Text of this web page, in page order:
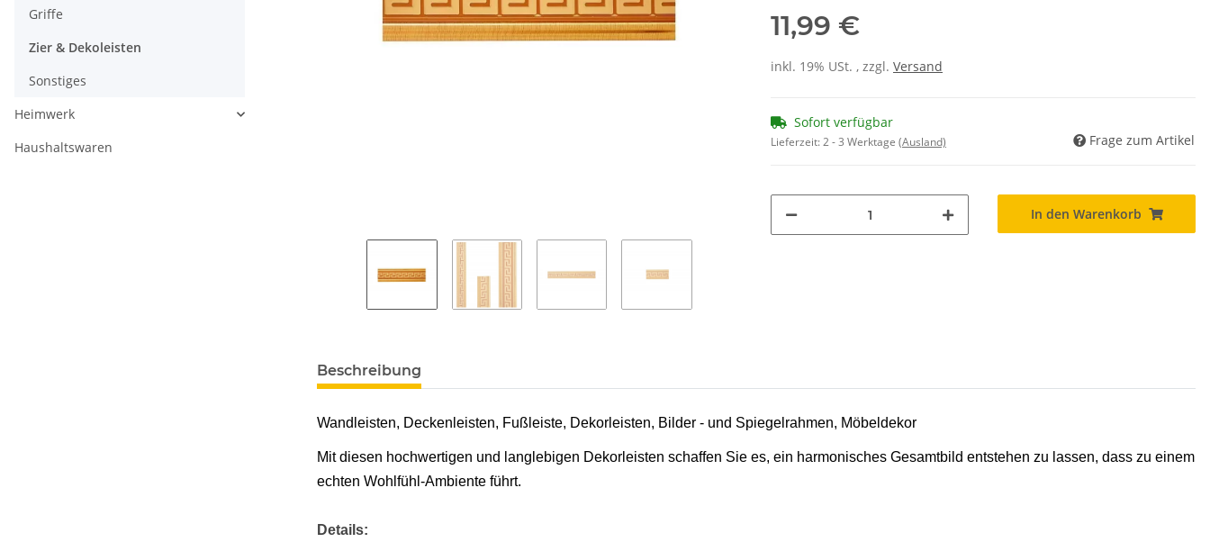
11,99 €
inkl. 19% USt. , zzgl. Versand
Sofort verfügbar
Lieferzeit:2 - 3 Werktage (Ausland) Frage zum Artikel
In den Warenkorb
Beschreibung
Wandleisten, Deckenleisten, Fußleiste, Dekorleisten, Bilder - und Spiegelrahmen, Möbeldekor
Mit diesen hochwertigen und langlebigen Dekorleisten schaffen Sie es, ein harmonisches Gesamtbild entstehen zu lassen, dass zu einem
echten Wohlfühl-Ambiente führt.
Details:
Griffe
Zier & Dekoleisten
Sonstiges
Heimwerk
Haushaltswaren